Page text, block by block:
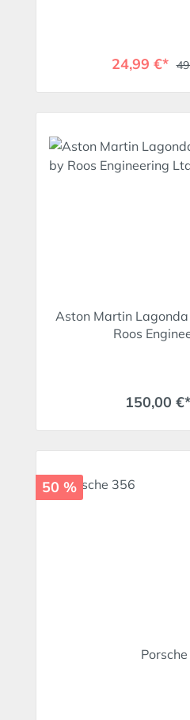
24,99 €*
Aston Martin
Roos
150,00 €*
50 %